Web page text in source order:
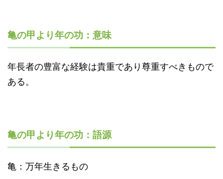
亀の甲より年の功：意味
年長者の豊富な経験は貴重であり尊重すべきもので
ある。
亀の甲より年の功：語源
亀：万年生きるもの